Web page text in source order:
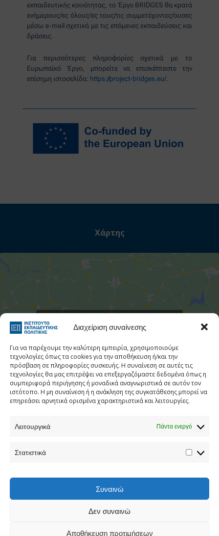
Διαχείριση συναίνεσης
Για να παρέχουμε την καλύτερη εμπειρία, χρησιμοποιούμε
τεχνολογίες όπως τα cookies για την αποθήκευση ή/και την
πρόσβαση σε πληροφορίες συσκευής. Η συναίνεση σε αυτές τις
τεχνολογίες θα μας επιτρέψει να επεξεργαζόμαστε δεδομένα όπως η
συμπεριφορά περιήγησης ή μοναδικά αναγνωριστικά σε αυτόν τον
ιστότοπο. Η μη συναίνεση ή η ανάκληση της συγκατάθεσης μπορεί να
επηρεάσει αρνητικά ορισμένα χαρακτηριστικά και λειτουργίες.
Λειτουργικά Πάντα ενεργό
Στατιστικά
Συναινώ
Δεν συναινώ
Αποθήκευση προτιμήσεων
εκπαιδευτικής κοινότητας, το Έργο BRIDGES θα κρατά
ενήμερους/ες όλους/ες τους/τις συμμετέχοντες/ουσες
μέσω e-mail σχετικά με τις επόμενες εκπαιδεύσεις και
δράσεις.
Για περισσότερες πληροφορίες σχετικά με το
Ευρωπαϊκό Έργο, μπορείτε να επισκέπτεστε την
επίσημη ιστοσελίδα: https://project-bridges.eu/.
Χάρτης
εμπορικής προώθησης και να
ενεργοποιήσετε αυτό το περιεχόμενο
Αν. Τσόχα 36, Αθήνα, Τ.Κ. 11521